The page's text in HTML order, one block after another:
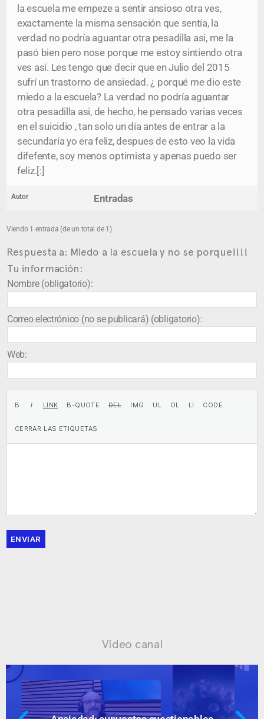
la escuela me empeze a sentir ansioso otra ves,
exactamente la misma sensación que sentía, la
verdad no podría aguantar otra pesadilla asi, me la
pasó bien pero nose porque me estoy sintiendo otra
ves así. Les tengo que decir que en Julio del 2015
sufrí un trastorno de ansiedad. ¿ porqué me dio este
miedo a la escuela? La verdad no podría aguantar
otra pesadilla asi, de hecho, he pensado varias veces
en el suicidio , tan solo un día antes de entrar a la
secundaría yo era feliz, despues de esto veo la vida
difefente, soy menos optimista y apenas puedo ser
feliz.[:]
Autor Entradas
Viendo 1 entrada (de un total de 1)
Respuesta a: Miedo a la escuela y no se porque!!!!
Tu información:
Nombre (obligatorio):
Correo electrónico (no se publicará) (obligatorio):
Web:
ENVIAR
Vídeo canal